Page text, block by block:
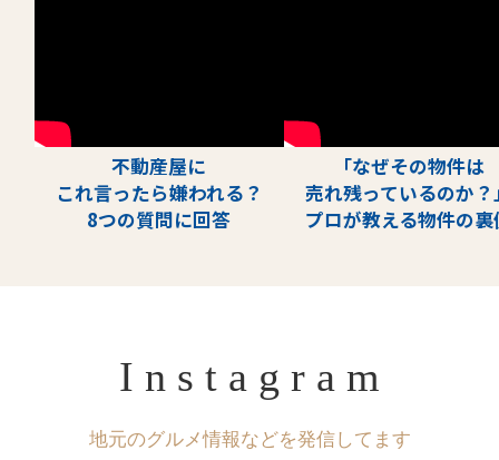
不動産屋に
これ言ったら嫌われる？
8つの質問に回答
「なぜその物件は
売れ残っているのか？
プロが教える物件の裏
I n s t a g r a m
地元のグルメ情報などを発信してます